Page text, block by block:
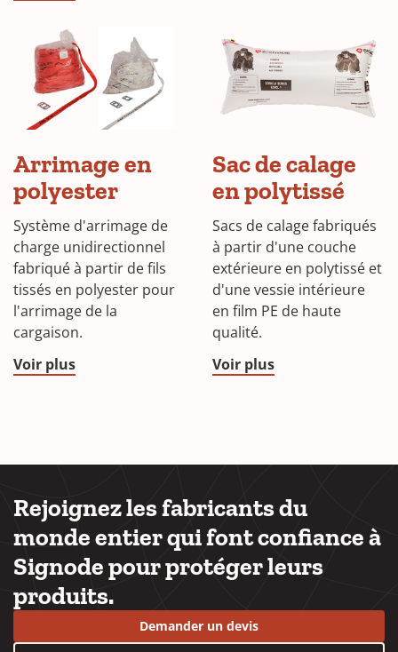
Arrimage en
polyester
Système d'arrimage de
charge unidirectionnel
fabriqué à partir de fils
tissés en polyester pour
l'arrimage de la
cargaison.
Voir plus
Sac de calage
en polytissé
Sacs de calage fabriqués
à partir d'une couche
extérieure en polytissé et
d'une vessie intérieure
en film PE de haute
qualité.
Voir plus
Rejoignez les fabricants du
monde entier qui font confiance à
Signode pour protéger leurs
produits.
Demander un devis